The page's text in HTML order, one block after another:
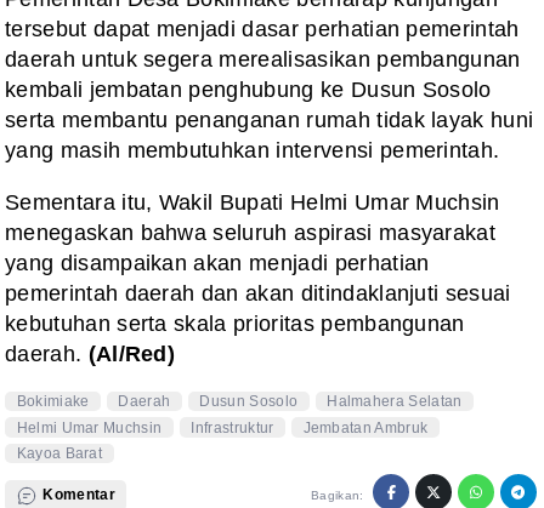
tersebut dapat menjadi dasar perhatian pemerintah
daerah untuk segera merealisasikan pembangunan
kembali jembatan penghubung ke Dusun Sosolo
serta membantu penanganan rumah tidak layak huni
yang masih membutuhkan intervensi pemerintah.
Sementara itu, Wakil Bupati Helmi Umar Muchsin
menegaskan bahwa seluruh aspirasi masyarakat
yang disampaikan akan menjadi perhatian
pemerintah daerah dan akan ditindaklanjuti sesuai
kebutuhan serta skala prioritas pembangunan
daerah. (Al/Red)
Bokimiake Daerah Dusun Sosolo
Halmahera Selatan
Helmi Umar Muchsin
Infrastruktur
Jembatan Ambruk
Kayoa Barat
Komentar Bagikan: